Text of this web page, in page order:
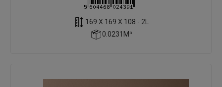
169 X 169 X 108 - 2L
0.0231M³